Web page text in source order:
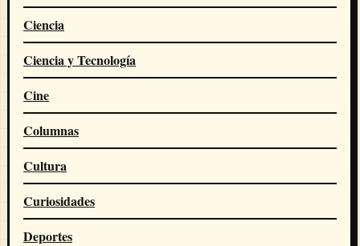
Ciencia
Ciencia y Tecnología
Cine
Columnas
Cultura
Curiosidades
Deportes